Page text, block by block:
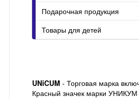
Подарочная продукция
Товары для детей
UNiCUM - Торговая марка
Красный значек марки УНИКУМ